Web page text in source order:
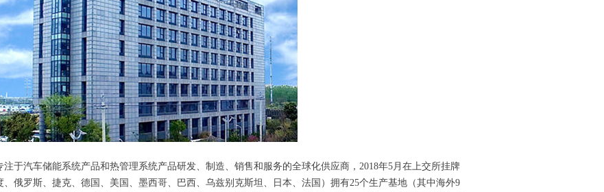
于汽车储能系统产品和热管理系统产品研发、制造、销售和服务的全球化供应商，2018年5月在上交所挂牌
俄罗斯、捷克、德国、美国、墨西哥、巴西、乌兹别克斯坦、日本、法国）拥有25个生产基地（其中海外9